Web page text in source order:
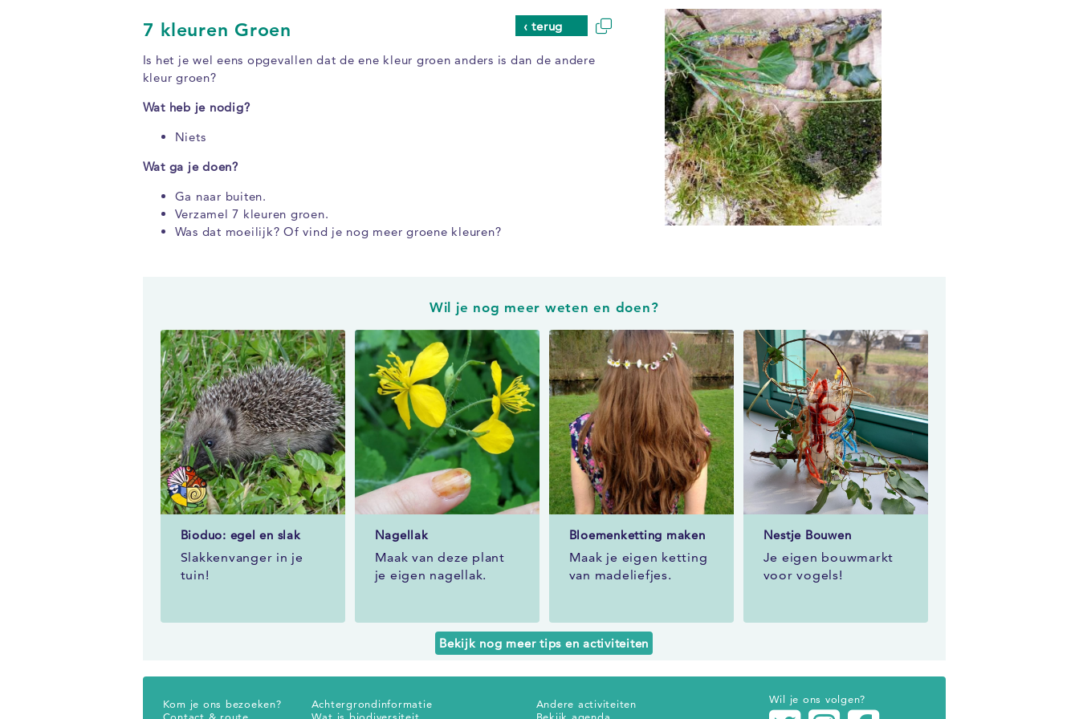
‹ terug
7 kleuren Groen
Is het je wel eens opgevallen dat de ene kleur groen anders is dan de andere
kleur groen?
Wat heb je nodig?
Niets
Wat ga je doen?
Ga naar buiten.
Verzamel 7 kleuren groen.
Was dat moeilijk? Of vind je nog meer groene kleuren?
Wil je nog meer weten en doen?
Bioduo: egel en slak
Slakkenvanger in je
tuin!
Nagellak
Maak van deze plant
je eigen nagellak.
Bloemenketting maken
Maak je eigen ketting
van madeliefjes.
Nestje Bouwen
Je eigen bouwmarkt
voor vogels!
Bekijk nog meer tips en activiteiten
Kom je ons bezoeken?
Achtergrondinformatie
Andere activiteiten
Wil je ons volgen?